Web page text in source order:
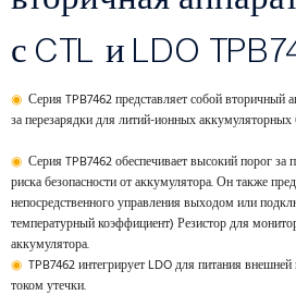
с CTL и LDO
◉ Серия TPB7462 представляет собой вторичный
за перезарядки для литий-ионных аккумуляторных
◉ Серия TPB7462 обеспечивает высокий порог за
риска безопасности от аккумулятора. Он также
непосредственного управления выходом или
температурный коэффициент) Резистор для
аккумулятора.
◉ TPB7462 интегрирует LDO для питания
током утечки.